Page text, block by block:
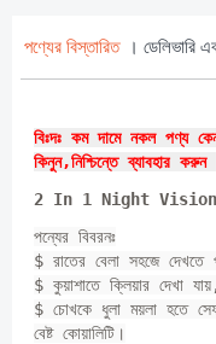
পণ্যের বিস্তারিত । ডেলিভারি
বিঃদঃ কম দামে নকল পণ্য
কিনুন,নিশ্চিন্তে ব্যাবহার করুন
2 In 1 Night
পন্যের বিবরনঃ
$ রাতের বেলা সহজে দেখতে
$ কুয়াশাতে ক্লিয়ার দেখা
$ চোখকে ধুলা ময়লা হতে
বেষ্ট কোয়ালিটি।